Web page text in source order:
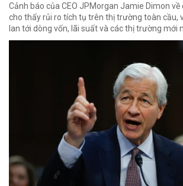
Cảnh báo của CEO JPMorgan Jamie Dimon về
cho thấy rủi ro tích tụ trên thị trường toàn cầu,
lan tới dòng vốn, lãi suất và các thị trường mới